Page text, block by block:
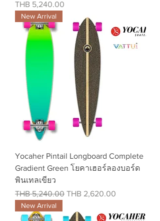
Price
THB 5,240.00
New Arrival
Yocaher Pintail Longboard Complete
Gradient Green โยคาเฮอร์ลองบอร์ด
พินเทลเขียว
Regular Price
THB 5,240.00 Sale Price
THB 2,620.00
New Arrival